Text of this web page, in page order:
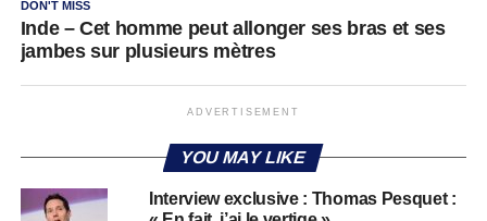
DON'T MISS
Inde – Cet homme peut allonger ses bras et ses
jambes sur plusieurs mètres
ADVERTISEMENT
YOU MAY LIKE
Interview exclusive : Thomas Pesquet :